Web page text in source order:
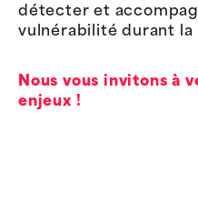
détecter et
vulnérabilité durant la
Nous vous invitons à
enjeux !